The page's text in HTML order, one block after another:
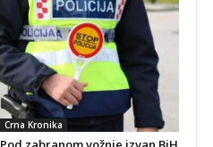
Crna Kronika